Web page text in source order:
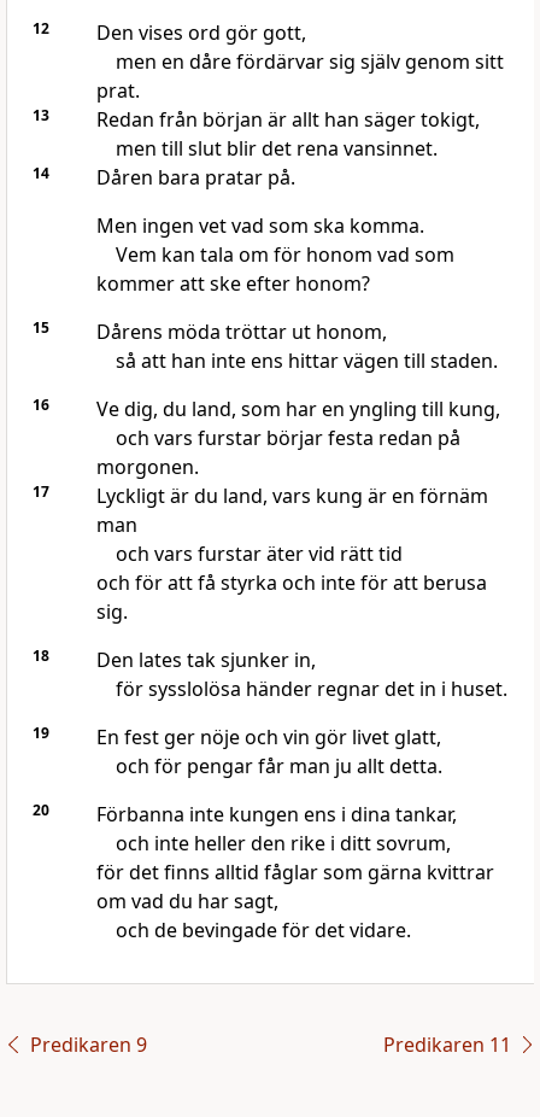
12
Den vises ord gör gott,
men en dåre fördärvar sig själv genom sitt
prat.
13
Redan från början är allt han säger tokigt,
men till slut blir det rena vansinnet.
14
Dåren bara pratar på.
Men ingen vet vad som ska komma.
Vem kan tala om för honom vad som
kommer att ske efter honom?
15
Dårens möda tröttar ut honom,
så att han inte ens hittar vägen till staden.
16
Ve dig, du land, som har en yngling till kung,
och vars furstar börjar festa redan på
morgonen.
17
Lyckligt är du land, vars kung är en förnäm
man
och vars furstar äter vid rätt tid
och för att få styrka och inte för att berusa
sig.
18
Den lates tak sjunker in,
för sysslolösa händer regnar det in i huset.
19
En fest ger nöje och vin gör livet glatt,
och för pengar får man ju allt detta.
20
Förbanna inte kungen ens i dina tankar,
och inte heller den rike i ditt sovrum,
för det finns alltid fåglar som gärna kvittrar
om vad du har sagt,
och de bevingade för det vidare.
Predikaren 9 Predikaren 11